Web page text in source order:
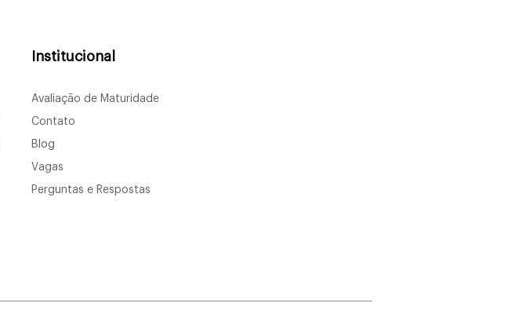
Institucional
Avaliação de Maturidade
Contato
Blog
Vagas
Perguntas e Respostas